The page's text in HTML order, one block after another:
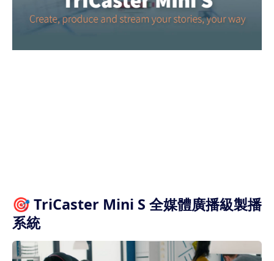
🎯 TriCaster Mini S 全媒體廣播級製播
系統